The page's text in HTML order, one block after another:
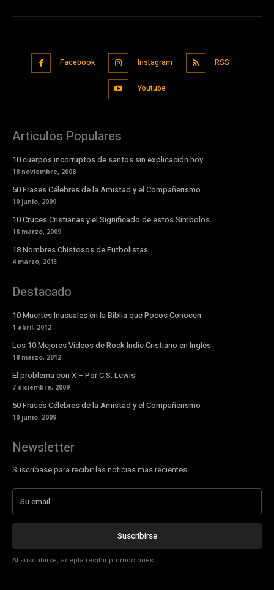
Facebook Instagram RSS
Youtube
Articulos Populares
10 cuerpos incorruptos de santos sin explicación hoy
18 noviembre, 2008
50 Frases Célebres de la Amistad y el Compañerismo
10 junio, 2009
10 Cruces Cristianas y el Significado de estos Símbolos
18 marzo, 2009
18 Nombres Chistosos de Futbolistas
4 marzo, 2013
Destacado
10 Muertes Inusuales en la Biblia que Pocos Conocen
1 abril, 2012
Los 10 Mejores Videos de Rock Indie Cristiano en Inglés
18 marzo, 2012
El problema con X – Por C.S. Lewis
7 diciembre, 2009
50 Frases Célebres de la Amistad y el Compañerismo
10 junio, 2009
Newsletter
Suscríbase para recibir las noticias mas recientes
Suscribirse
Al suscribirse, acepta recibir promociones.